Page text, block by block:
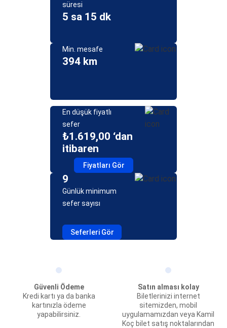
süresi
5 sa 15 dk
Min. mesafe
394 km
En düşük fiyatlı
sefer
₺1.619,00 ‘dan
itibaren
Fiyatları Gör
9
Günlük minimum
sefer sayısı
Seferleri Gör
Güvenli Ödeme
Kredi kartı ya da banka
kartınızla ödeme
yapabilirsiniz.
Satın alması kolay
Biletlerinizi internet
sitemizden, mobil
uygulamamızdan veya Kamil
Koç bilet satış noktalarından